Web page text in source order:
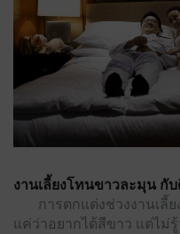
งานเลี้ยงโทนขาวละมุน กั
การตกแต่งช่วงงานเลี้ย
แค่ว่าอยากได้สีขาว แต่ไม่